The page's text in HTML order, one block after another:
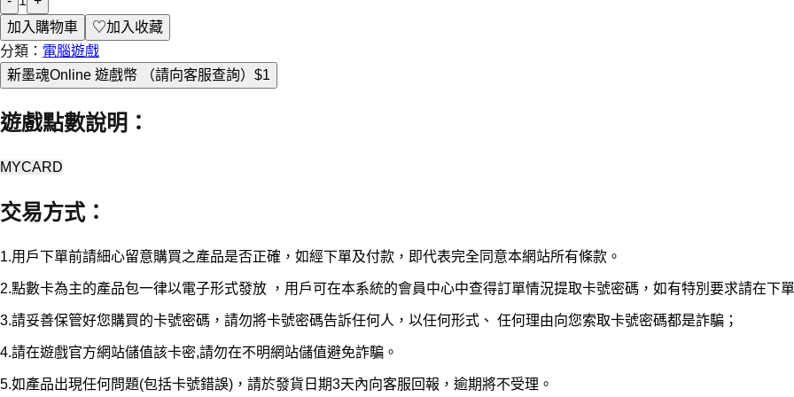
加入購物車
♡加入收藏
分類： 電腦遊戲
新墨魂Online 遊戲幣 （請向客服查詢） $1
遊戲點數說明 ：
MYCARD
交易方式：
1.用戶下單前請細心留意購買之產品是否正確，如經下單及付款，即代表完全同意本網站所有條款。
2.點數卡為主的產品包一律以電子形式發放 ，用戶可在本系統的會員中心中查得訂單情況提取卡號密碼，如有特別要求請在下
3.請妥善保管好您購買的卡號密碼，請勿將卡號密碼告訴任何人，以任何形式、 任何理由向您索取卡號密碼都是詐騙；
4.請在遊戲官方網站儲值該卡密,請勿在不明網站儲值避免詐騙。
5.如產品出現任何問題(包括卡號錯誤)，請於發貨日期3天內向客服回報，逾期將不受理。